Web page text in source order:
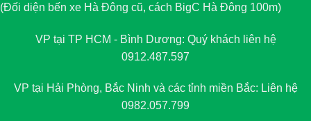
(Đối diện bến xe Hà Đông cũ, cách BigC Hà Đông 100m)
VP tại TP HCM - Bình Dương: Quý khách liên hệ
0912.487.597
VP tại Hải Phòng, Bắc Ninh và các tỉnh miền Bắc: Liên hệ
0982.057.799